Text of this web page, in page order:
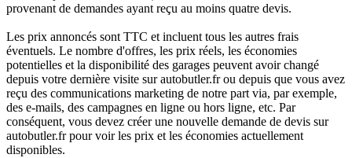
provenant de demandes ayant reçu au moins quatre devis.
Les prix annoncés sont TTC et incluent tous les autres frais
éventuels. Le nombre d'offres, les prix réels, les économies
potentielles et la disponibilité des garages peuvent avoir changé
depuis votre dernière visite sur autobutler.fr ou depuis que vous avez
reçu des communications marketing de notre part via, par exemple,
des e-mails, des campagnes en ligne ou hors ligne, etc. Par
conséquent, vous devez créer une nouvelle demande de devis sur
autobutler.fr pour voir les prix et les économies actuellement
disponibles.